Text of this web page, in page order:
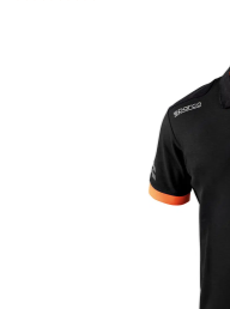
Bildergalerie überspringen